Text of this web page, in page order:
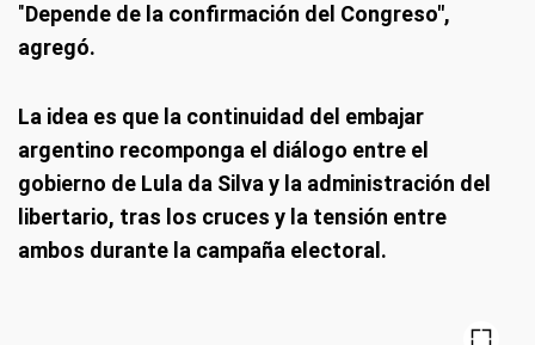
"Depende de la confirmación del Congreso",
agregó.
La idea es que la continuidad del embajar
argentino recomponga el diálogo entre el
gobierno de Lula da Silva y la administración del
libertario, tras los cruces y la tensión entre
ambos durante la campaña electoral.